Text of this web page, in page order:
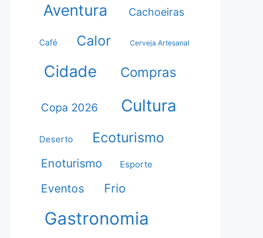
Aventura Cachoeiras
Café Calor Cerveja Artesanal
Cidade Compras
Copa 2026 Cultura
Deserto Ecoturismo
Enoturismo Esporte
Eventos Frio
Gastronomia